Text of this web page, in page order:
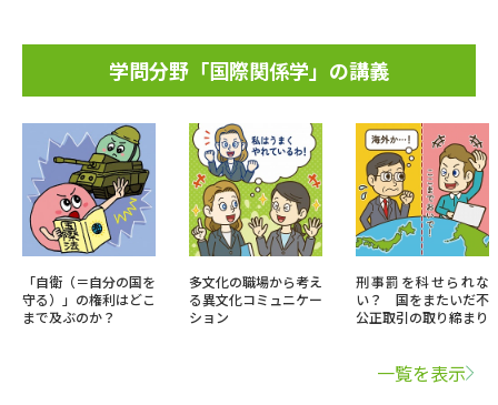
学問分野「国際関係学」の講義
「自衛（＝自分の国を
守る）」の権利はどこ
まで及ぶのか？
多文化の職場から考え
る異文化コミュニケー
ション
刑事罰を科せられな
い？ 国をまたいだ不
公正取引の取り締まり
一覧を表示